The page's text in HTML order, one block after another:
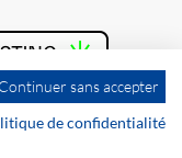
Continuer sans accepter
de confidentialité